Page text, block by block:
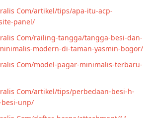
Com/artikel/tips/apa-itu-acp-
panel/
Com/railing-tangga/tangga-besi-dan-
modern-di-taman-yasmin-bogor/
Com/model-pagar-minimalis-terbaru-
Com/artikel/tips/perbedaan-besi-h-
besi-unp/